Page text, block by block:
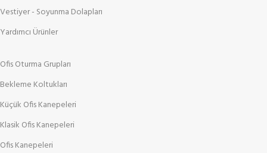
Vestiyer - Soyunma Dolapları
Yardımcı Ürünler
Ofis Oturma Grupları
Bekleme Koltukları
Küçük Ofis Kanepeleri
Klasik Ofis Kanepeleri
Ofis Kanepeleri